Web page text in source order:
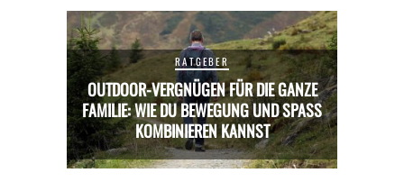
RATGEBER
OUTDOOR-VERGNÜGEN FÜR DIE GANZE
FAMILIE: WIE DU BEWEGUNG UND SPASS K
OMBINIEREN KANNST